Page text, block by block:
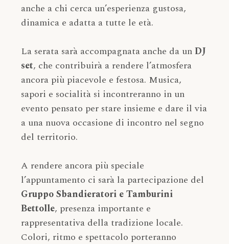
anche a chi cerca un’esperienza gustosa,
dinamica e adatta a tutte le età.
La serata sarà accompagnata anche da unDJ
set, che contribuirà a rendere l’atmosfera
ancora più piacevole e festosa. Musica,
sapori e socialità si incontreranno in un
evento pensato per stare insieme e dare il via
a una nuova occasione di incontro nel segno
del territorio.
A rendere ancora più speciale
l’appuntamento ci sarà la partecipazione del
Gruppo Sbandieratori e Tamburini
Bettolle, presenza importante e
rappresentativa della tradizione locale.
Colori, ritmo e spettacolo porteranno